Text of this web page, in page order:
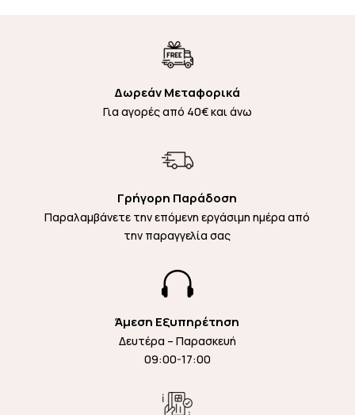
Δωρεάν Μεταφορικά
Για αγορές από 40€ και άνω
Γρήγορη Παράδοση
Παραλαμβάνετε την επόμενη εργάσιμη ημέρα από
την παραγγελία σας

Άμεση Εξυπηρέτηση
Δευτέρα – Παρασκευή
09:00-17:00